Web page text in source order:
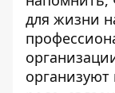
для жизни